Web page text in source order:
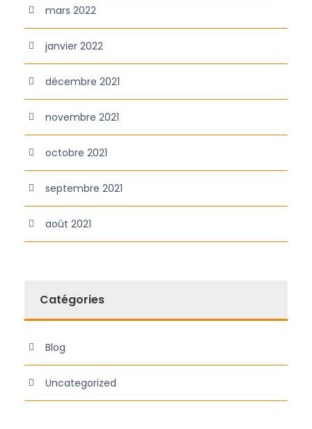
mars 2022
janvier 2022
décembre 2021
novembre 2021
octobre 2021
septembre 2021
août 2021
Catégories
Blog
Uncategorized